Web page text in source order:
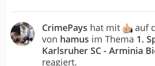
CrimePays hat mit
auf
von hamus im Thema 1.
Karlsruher SC - Arminia
reagiert.